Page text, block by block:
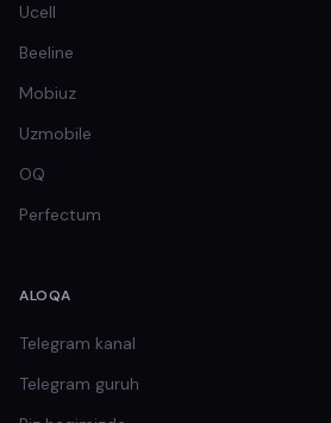
Ucell
Beeline
Mobiuz
Uzmobile
OQ
Perfectum
ALOQA
Telegram kanal
Telegram guruh